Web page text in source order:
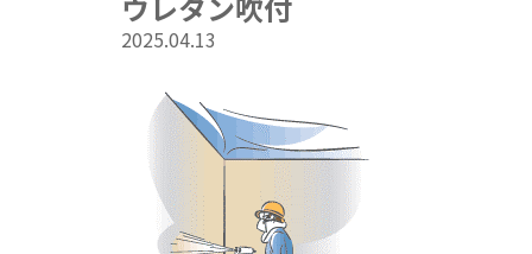
2025.04.13